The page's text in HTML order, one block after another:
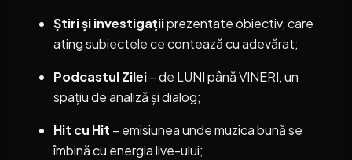
Știri și investigațiiprezentate obiectiv, care
ating subiectele ce contează cu adevărat;
Podcastul Zilei– de LUNI până VINERI, un
spațiu de analiză și dialog;
Hit cu Hit – emisiunea unde muzica bună se
îmbină cu energia live-ului;